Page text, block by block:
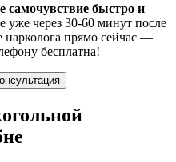
самочувствие быстро и
уже через 30-60 минут после
прямо сейчас —
бесплатна!